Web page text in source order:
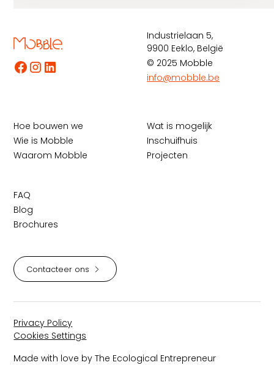
Industrielaan 5,
9900 Eeklo, België
© 2025 Mobble
info@mobble.be
Hoe bouwen we
Wie is Mobble
Waarom Mobble
Wat is mogelijk
Inschuifhuis
Projecten
FAQ
Blog
Brochures
Contacteer ons
Made with love by The Ecological Entrepreneur
Privacy Policy
Cookies Settings